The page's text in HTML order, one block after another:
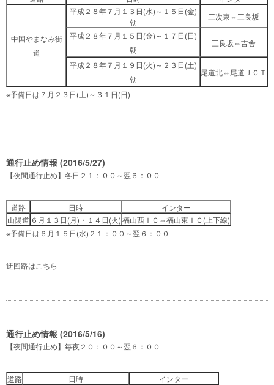
中国やまなみ街
道
平成２８年７月１３日(水)～１５日(金)
朝
三次東⇔三良坂
平成２８年７月１５日(金)～１７日(日)
朝
三良坂⇔吉舎
平成２８年７月１９日(火)～２３日(土)
朝
尾道北⇔尾道ＪＣＴ
※予備日は７月２３日(土)～３１日(日)
通行止め情報 (2016/5/27)
【夜間通行止め】各日２１：００～翌６：００
道路 日時
インター
山陽道 ６月１３日(月)・１４日(火)福山西ＩＣ⇔福山東ＩＣ(上下線)
※予備日は６月１５日(水)２１：００～翌６：００
迂回路は こちら
通行止め情報 (2016/5/16)
【夜間通行止め】毎夜２０：００～翌６：００
道路 日時
インター